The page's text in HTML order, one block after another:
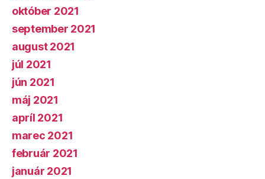
október 2021
september 2021
august 2021
júl 2021
jún 2021
máj 2021
apríl 2021
marec 2021
február 2021
január 2021